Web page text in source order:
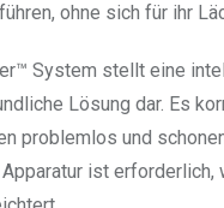
ohne sich für ihr
System stellt eine
Lösung dar. Es
problemlos und
ist erforderlich,